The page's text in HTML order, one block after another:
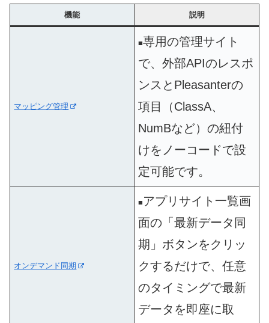
機能 説明
マッピング管理
■専用の管理サイト
で、外部APIのレスポ
ンスとPleasanterの
項目（ClassA、
NumBなど）の紐付
けをノーコードで設
定可能です。
オンデマンド同期
■ アプリサイト一覧画
面の「最新データ同
期」ボタンをクリッ
クするだけで、任意
のタイミングで最新
データを即座に取